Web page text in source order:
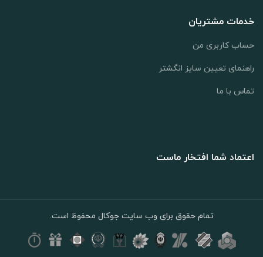
خدمات مشتریان
حساب کاربری من
راهنمای تعیین سایز انگشتر
تماس با ما
اعتماد شما افتخار ماست
تمام حقوق برای وب سایت جوکال محفوظ است.